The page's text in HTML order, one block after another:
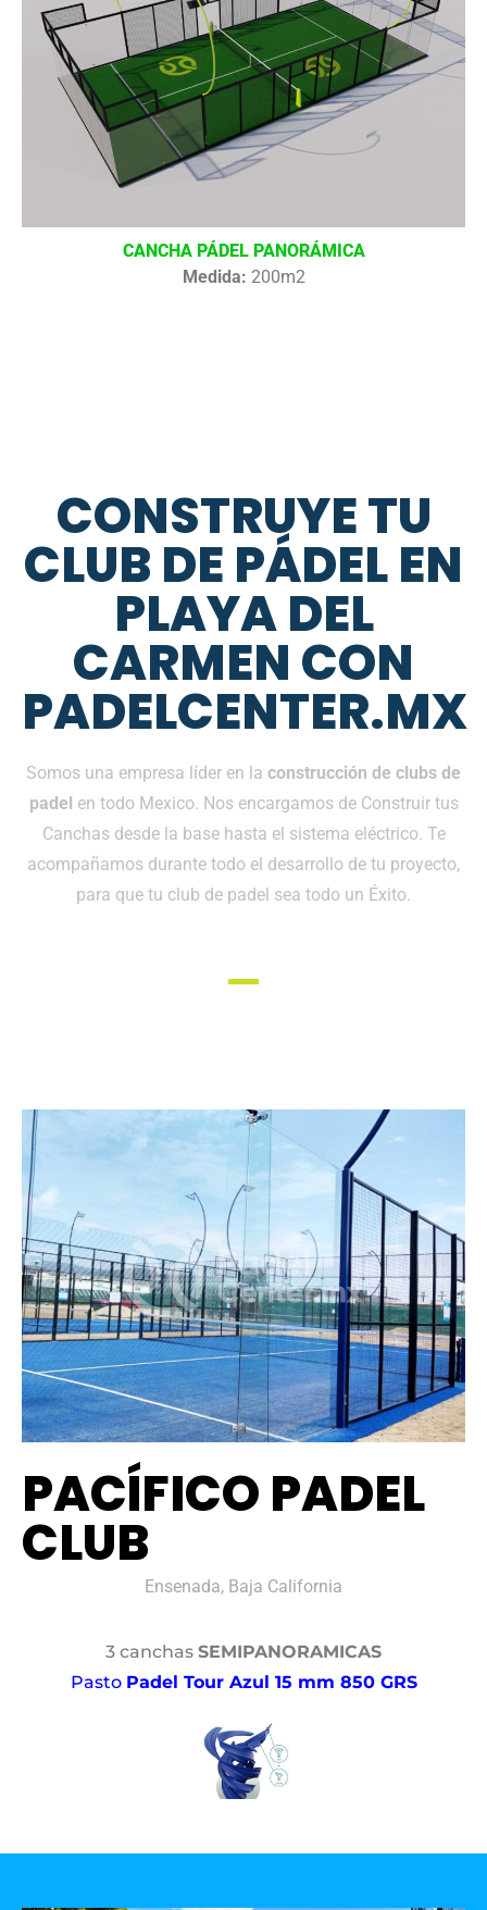
CANCHA PÁDEL PANORÁMICA
Medida: 200m2
CONSTRUYE TU
CLUB DE PÁDEL EN
PLAYA DEL
CARMEN CON
PADELCENTER.MX
Somos una empresa líder en la construcción de clubs de
padel en todo Mexico. Nos encargamos de Construir tus
Canchas desde la base hasta el sistema eléctrico. Te
acompañamos durante todo el desarrollo de tu proyecto,
para que tu club de padel sea todo un Éxito.
PACÍFICO PADEL
CLUB
Ensenada, Baja California
3 canchas SEMIPANORAMICAS
Pasto Padel Tour Azul 15 mm 850 GRS